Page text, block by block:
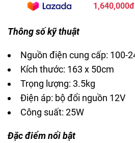
1,640,000đ
Thông số kỹ thuật
Nguồn điện cung cấp: 100-
Kích thước: 163 x 50cm
Trọng lượng: 3.5kg
Điện áp: bộ đổi nguồn 12V
Công suất: 25W
Đặc điểm nổi bật